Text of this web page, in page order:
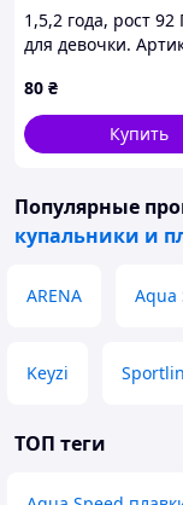
1,5,2 года, рост 92
для девочки.
80 ₴
Купить
Популярные
купальники и
ARENA Aqua
Keyzi
ТОП теги